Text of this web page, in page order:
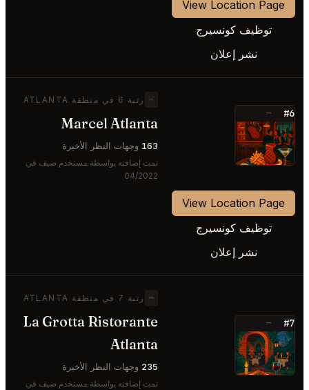
View Location Page
توظيف كونسيرج
نشر إعلان
#6
—
⭐
— رتبة 6 في منطقة ATLANTA
Marcel Atlanta
163 وجهات النظر الأخيرة
تمت إضافته بواسطة مستخدم ضيف في
04/2022
View Location Page
توظيف كونسيرج
نشر إعلان
#7
—
⭐
— رتبة 7 في منطقة ATLANTA
La Grotta Ristorante
Atlanta
235 وجهات النظر الأخيرة
تمت إضافته بواسطة مستخدم ضيف في